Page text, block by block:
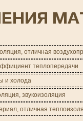
отличная
теплопередачи
и холода
звукоизоляция
отличная